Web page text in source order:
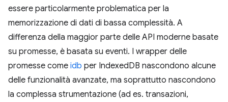
essere particolarmente problematica per la
memorizzazione di dati di bassa complessità. A
differenza della maggior parte delle API moderne basate
su promesse, è basata su eventi. I wrapper delle
promesse come idb per IndexedDB nascondono alcune
delle funzionalità avanzate, ma soprattutto nascondono
la complessa strumentazione (ad es. transazioni,